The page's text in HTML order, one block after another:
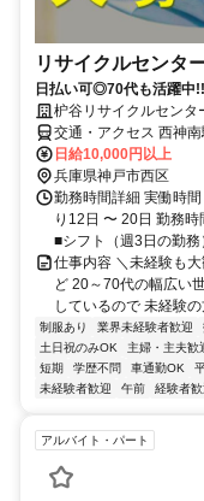
リサイクルセンタ
日払い可◎70代も活躍
枦谷リサイクルセンタ
交通・アクセス 西神
日給10,000円以上
兵庫県神戸市西区
勤務時間詳細 実働時
り12日 〜 20日 勤務
■シフト（週3日の勤
仕事内容 ＼未経験も
ど 20～70代の幅広い
しているので 未経験
制服あり 業界未経験者歓迎
土日祝のみOK
主婦・主夫歓
短期
学歴不問 車通勤OK
未経験者歓迎
午前 経験者歓
アルバイト・パート